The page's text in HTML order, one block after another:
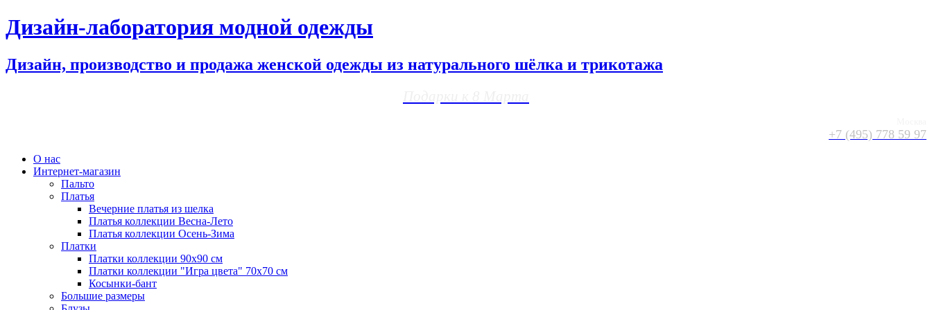
Дизайн-лаборатория модной одежды
Дизайн, производство и продажа женской одежды из натурального шёлка и трикотажа
+7 (495) 778 59 97
О нас
Интернет-магазин
Пальто
Платья
Вечерние платья из шелка
Платья коллекции Весна-Лето
Платья коллекции Осень-Зима
Платки
Платки коллекции 90х90 см
Платки коллекции "Игра цвета" 70х70 см
Косынки-бант
Большие размеры